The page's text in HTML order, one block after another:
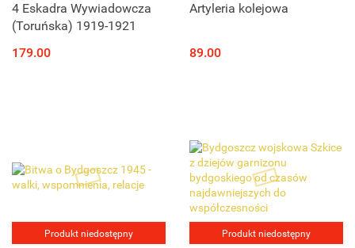
4 Eskadra Wywiadowcza
(Toruńska) 1919-1921
179.00
Artyleria kolejowa
89.00
Produkt niedostępny Produkt niedostępny